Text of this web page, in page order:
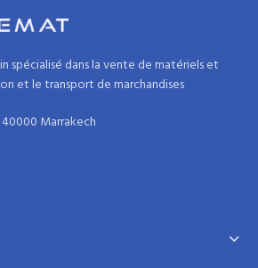
spécialisé dans lavente de matériels et
etle transport de marchandises
Marrakech